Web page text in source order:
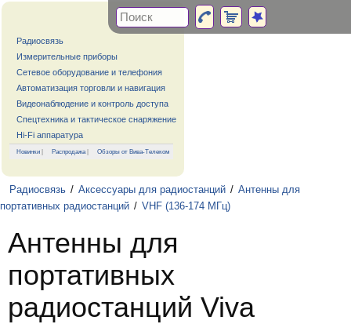
Радиосвязь
Измерительные приборы
Сетевое оборудование и телефония
Автоматизация торговли и навигация
Видеонаблюдение и контроль доступа
Спецтехника и тактическое снаряжение
Hi-Fi аппаратура
Новинки | Распродажа| Обзоры от Вива-Телеком
Радиосвязь / Аксессуары для радиостанций / Антенны для
портативных радиостанций / VHF (136-174 МГц)
Антенны для
портативных
радиостанций Viva